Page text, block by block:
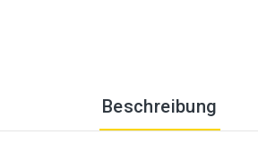
Beschreibung